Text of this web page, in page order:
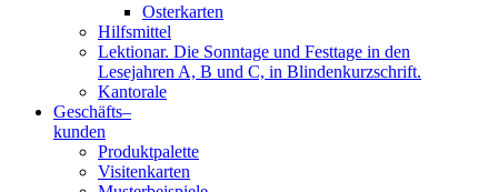
Osterkarten
Hilfsmittel
Lektionar. Die Sonntage und Festtage in den
Lesejahren A, B und C, in Blindenkurzschrift.
Kantorale
Geschäfts­–
kunden
Produktpalette
Visitenkarten